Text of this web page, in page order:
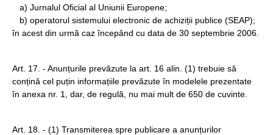
a) Jurnalul Oficial al Uniunii Europene;
b) operatorul sistemului electronic de achiziții publice (SEAP);
în acest din urmă caz începând cu data de 30 septembrie 2006.
Art. 17. - Anunțurile prevăzute la art. 16 alin. (1) trebuie să
conțină cel puțin informațiile prevăzute în modelele prezentate
în anexa nr. 1, dar, de regulă, nu mai mult de 650 de cuvinte.
Art. 18. - (1) Transmiterea spre publicare a anunțurilor